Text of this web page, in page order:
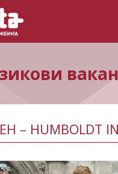
– HUMBOLDT